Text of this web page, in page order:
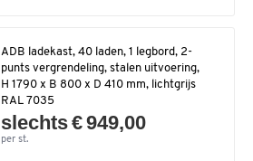
ADB ladekast, 40 laden, 1 legbord, 2-
punts vergrendeling, stalen uitvoering,
H 1790 x B 800 x D 410 mm, lichtgrijs
RAL 7035
slechts € 949,00
per st.